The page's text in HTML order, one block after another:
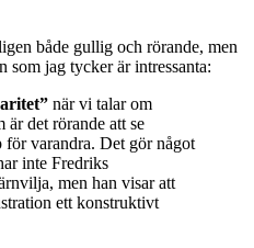
både gullig och rörande, men
som jag tycker är intressanta:
när vi talar om
är det rörande att se
för varandra. Det gör något
inte Fredriks
men han visar att
ett konstruktivt